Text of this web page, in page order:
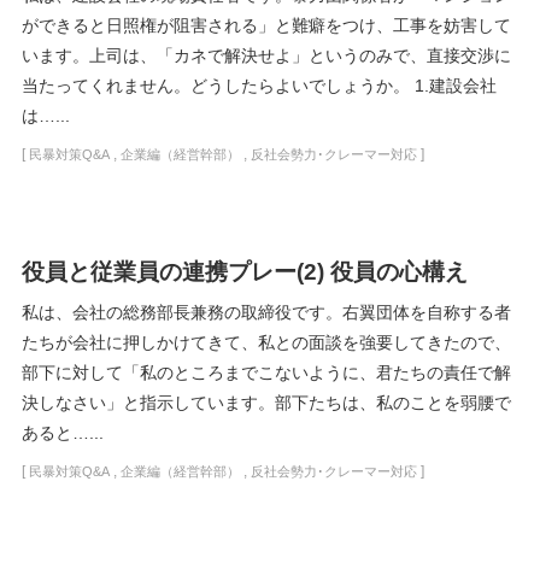
ができると日照権が阻害される」と難癖をつけ、工事を妨害して
います。上司は、「カネで解決せよ」というのみで、直接交渉に
当たってくれません。どうしたらよいでしょうか。 1.建設会社
は…...
[ 民暴対策Q&A, 企業編（経営幹部） , 反社会勢力･クレーマー対応]
役員と従業員の連携プレー(2) 役員の心構え
私は、会社の総務部長兼務の取締役です。右翼団体を自称する者
たちが会社に押しかけてきて、私との面談を強要してきたので、
部下に対して「私のところまでこないように、君たちの責任で解
決しなさい」と指示しています。部下たちは、私のことを弱腰で
あると…...
[ 民暴対策Q&A, 企業編（経営幹部） , 反社会勢力･クレーマー対応]